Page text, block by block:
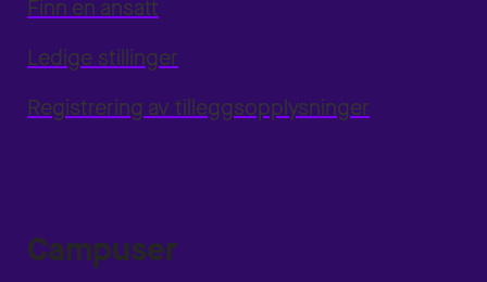
Finn en ansatt
Ledige stillinger
Registrering av tilleggsopplysninger
Campuser